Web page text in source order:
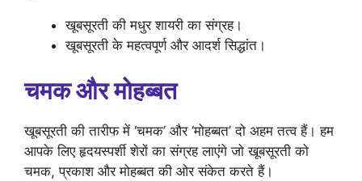
खूबसूरती की मधुर शायरी का संग्रह।
खूबसूरती के महत्वपूर्ण और आदर्श सिद्धांत।
चमक और मोहब्बत
खूबसूरती की तारीफ में ‘चमक’ और ‘मोहब्बत’ दो अहम तत्व हैं। हम
आपके लिए हृदयस्पर्शी शेरों का संग्रह लाएंगे जो खूबसूरती को
चमक, प्रकाश और मोहब्बत की ओर संकेत करते हैं।